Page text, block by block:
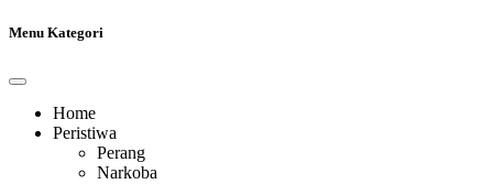
Menu Kategori
Home
Peristiwa
Perang
Narkoba